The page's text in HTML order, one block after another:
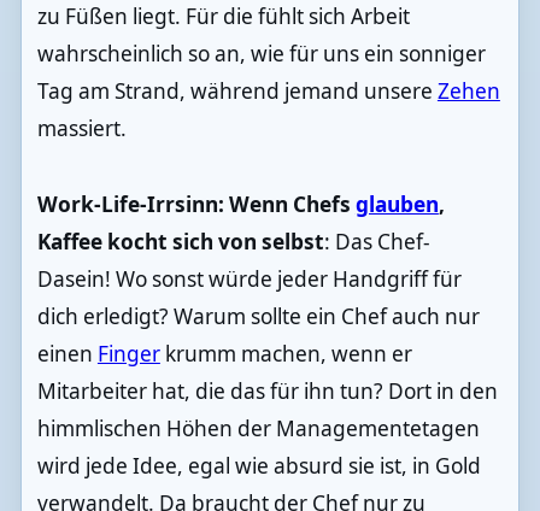
zu Füßen liegt. Für die fühlt sich Arbeit
wahrscheinlich so an, wie für uns ein sonniger
Tag am Strand, während jemand unsere Zehen
massiert.
Work-Life-Irrsinn: Wenn Chefs glauben,
Kaffee kocht sich von selbst: Das Chef-
Dasein! Wo sonst würde jeder Handgriff für
dich erledigt? Warum sollte ein Chef auch nur
einen Fingerkrumm machen, wenn er
Mitarbeiter hat, die das für ihn tun? Dort in den
himmlischen Höhen der Managementetagen
wird jede Idee, egal wie absurd sie ist, in Gold
verwandelt. Da braucht der Chef nur zu